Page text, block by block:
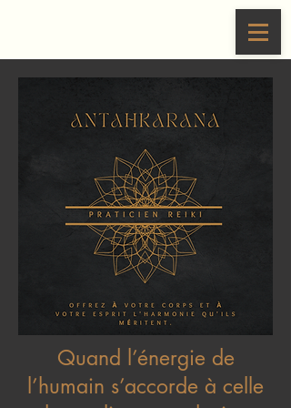
Quand l’énergie de
l’humain s’accorde à celle